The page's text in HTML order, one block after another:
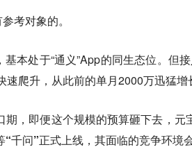
考对象的。
本处于“通义”App的同生态位。但
爬升，从此前的单月2000万迅猛增
，即便这个规模的预算砸下去，元
千问”正式上线，其面临的竞争环境